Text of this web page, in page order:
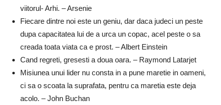
viitorul- Arhi. – Arsenie
Fiecare dintre noi este un geniu, dar daca judeci un peste
dupa capacitatea lui de a urca un copac, acel peste o sa
creada toata viata ca e prost. – Albert Einstein
Cand regreti, gresesti a doua oara. – Raymond Latarjet
Misiunea unui lider nu consta in a pune maretie in oameni,
ci sa o scoata la suprafata, pentru ca maretia este deja
acolo. – John Buchan